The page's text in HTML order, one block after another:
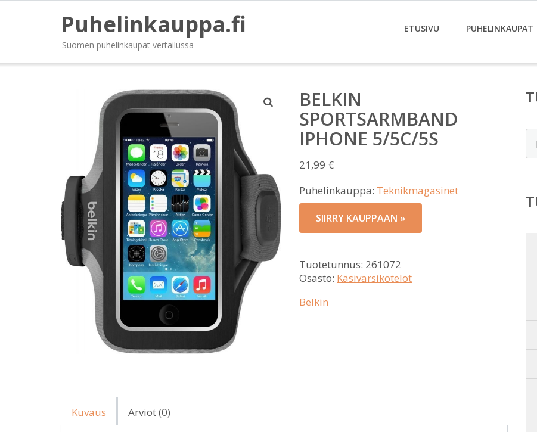
Puhelinkauppa.fi
Suomen puhelinkaupat vertailussa
ETUSIVU PUHELINKAUPAT
BELKIN
SPORTSARMBAND
IPHONE 5/5C/5S
21,99 €
Puhelinkauppa: Teknikmagasinet
SIIRRY KAUPPAAN »
Tuotetunnus: 261072
Osasto: Käsivarsikotelot
Belkin
Kuvaus Arviot (0)